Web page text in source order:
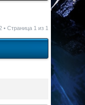
• Страница 1 из 1